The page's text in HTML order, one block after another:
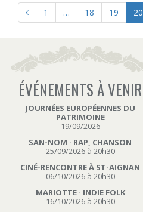
1 … 18 19 20
ÉVÉNEMENTS À VENIR
JOURNÉES EUROPÉENNES DU
PATRIMOINE
19/09/2026
SAN-NOM · RAP, CHANSON
25/09/2026 à 20h30
CINÉ-RENCONTRE À ST-AIGNAN
06/10/2026 à 20h30
MARIOTTE · INDIE FOLK
16/10/2026 à 20h30